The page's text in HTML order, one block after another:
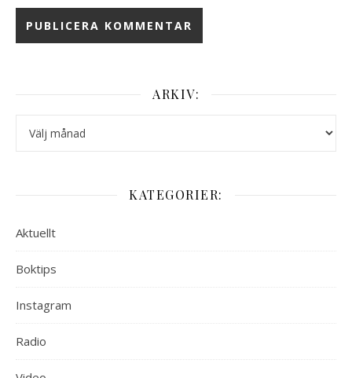
ARKIV:
KATEGORIER:
Aktuellt
Boktips
Instagram
Radio